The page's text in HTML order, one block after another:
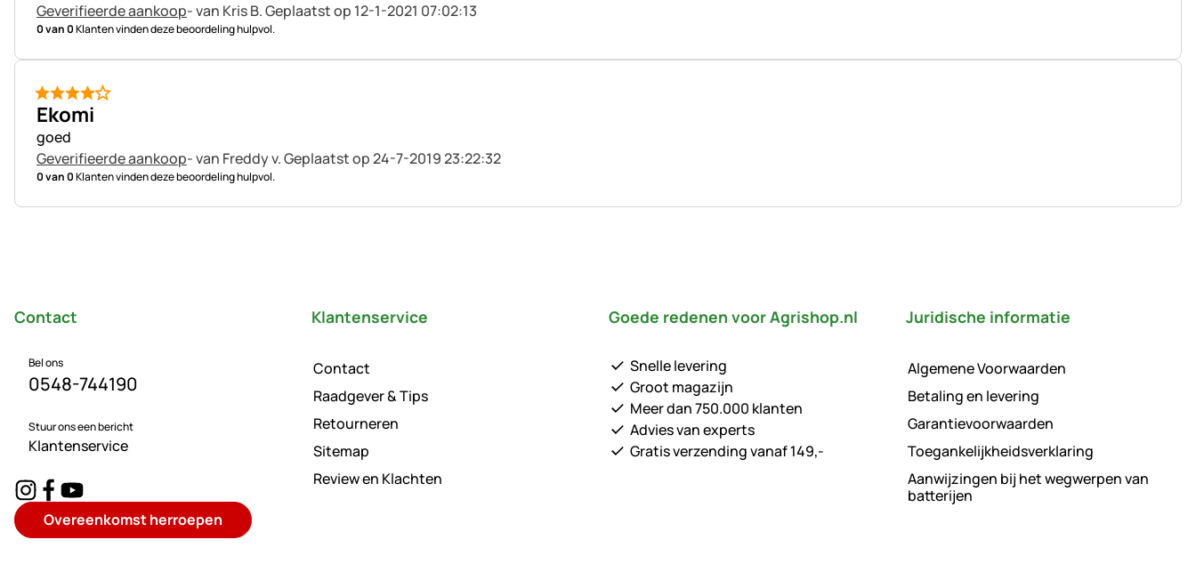
Geverifieerde aankoop- van Kris B.Geplaatst op 12-1-2021 07:02:13
0 van 0Klanten vinden deze beoordeling hulpvol.
4 van 5
Ekomi
goed
Geverifieerde aankoop- van Freddy v.Geplaatst op 24-7-2019 23:22:32
0 van 0Klanten vinden deze beoordeling hulpvol.
Contact
Bel ons
0548-744190
Stuur ons een bericht
Klantenservice
Overeenkomst herroepen
Klantenservice
Contact
Raadgever & Tips
Retourneren
Sitemap
Review en Klachten
Goede redenen voor Agrishop.nl
Snelle levering
Groot magazijn
Meer dan 750.000 klanten
Advies van experts
Gratis verzending vanaf 149,-
Juridische informatie
Algemene Voorwaarden
Betaling en levering
Garantievoorwaarden
Toegankelijkheidsverklaring
Aanwijzingen bij het wegwerpen van
batterijen